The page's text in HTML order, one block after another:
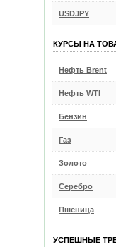
USDJPY
КУРСЫ НА
Нефть Brent
Нефть WTI
Бензин
Газ
Золото
Серебро
Пшеница
УСПЕШНЫЕ